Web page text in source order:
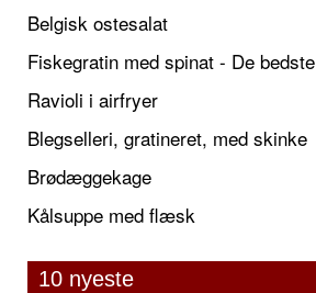
Belgisk ostesalat
Fiskegratin med spinat - De bedste
Ravioli i airfryer
Blegselleri, gratineret, med skinke
Brødæggekage
Kålsuppe med flæsk
10 nyeste